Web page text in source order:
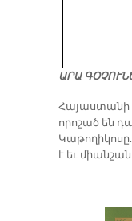
ԱՐԱ
​Հայաստանի
որոշած են
է եւ